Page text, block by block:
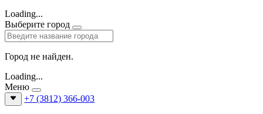
Loading...
Выберите город
Город не найден.
Loading...
Меню
+7 (3812) 366-003